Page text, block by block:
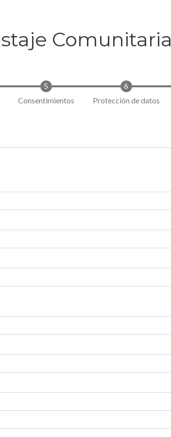
Comunitaria
Consentimientos Protección de datos